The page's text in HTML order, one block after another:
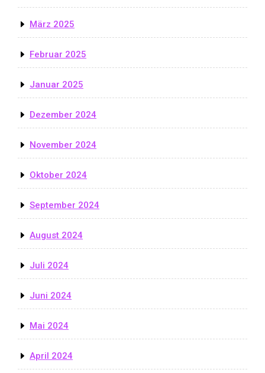
März 2025
Februar 2025
Januar 2025
Dezember 2024
November 2024
Oktober 2024
September 2024
August 2024
Juli 2024
Juni 2024
Mai 2024
April 2024